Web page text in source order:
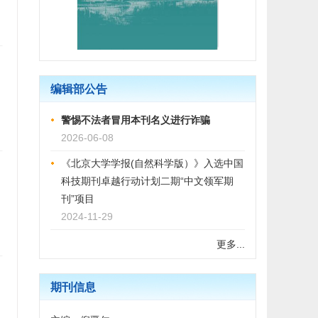
编辑部公告
警惕不法者冒用本刊名义进行诈骗
2026-06-08
《北京大学学报(自然科学版）》入选中国
科技期刊卓越行动计划二期“中文领军期
刊”项目
2024-11-29
更多...
期刊信息